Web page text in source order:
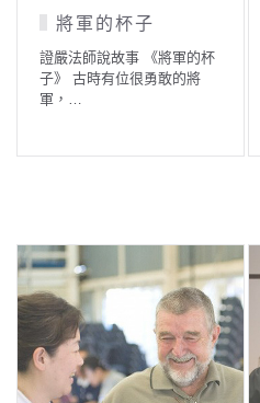
將軍的杯子
證嚴法師說故事 《將軍的杯
子》 古時有位很勇敢的將
軍，…